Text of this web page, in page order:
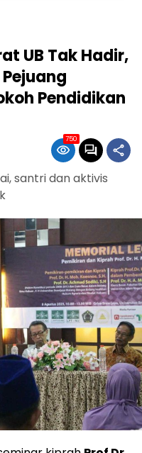
UB Tak Hadir,
Pendidikan
750
santri dan aktivis